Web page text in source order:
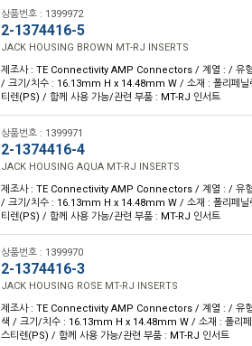
상품번호 : 1399972
2-1374416-5
JACK HOUSING BROWN MT-RJ INSERTS
제조사 : TE Connectivity AMP Connectors / 계열 : / 유
/ 크기/치수 : 16.13mm H x 14.48mm W / 소재 : 폴리페닐
티렌(PS) / 함께 사용 가능/관련 부품 : MT-RJ 인서트
상품번호 : 1399971
2-1374416-4
JACK HOUSING AQUA MT-RJ INSERTS
제조사 : TE Connectivity AMP Connectors / 계열 : / 유
/ 크기/치수 : 16.13mm H x 14.48mm W / 소재 : 폴리페닐
티렌(PS) / 함께 사용 가능/관련 부품 : MT-RJ 인서트
상품번호 : 1399970
2-1374416-3
JACK HOUSING ROSE MT-RJ INSERTS
제조사 : TE Connectivity AMP Connectors / 계열 : / 유
색 / 크기/치수 : 16.13mm H x 14.48mm W / 소재 : 폴리
스티렌(PS) / 함께 사용 가능/관련 부품 : MT-RJ 인서트